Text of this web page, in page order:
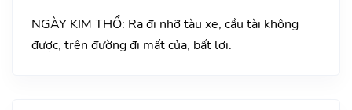
NGÀY KIM THỔ: Ra đi nhỡ tàu xe, cầu tài không
được, trên đường đi mất của, bất lợi.